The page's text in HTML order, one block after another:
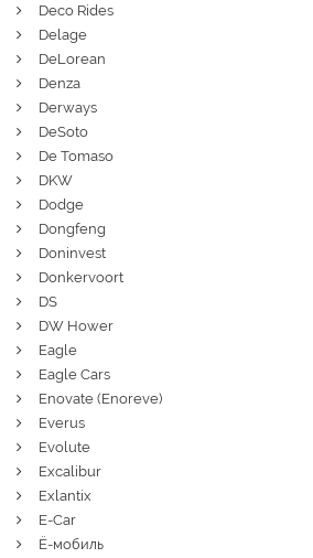
Deco Rides
Delage
DeLorean
Denza
Derways
DeSoto
De Tomaso
DKW
Dodge
Dongfeng
Doninvest
Donkervoort
DS
DW Hower
Eagle
Eagle Cars
Enovate (Enoreve)
Everus
Evolute
Excalibur
Exlantix
E-Car
Ё-мобиль